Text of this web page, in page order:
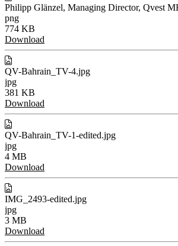
Philipp Glänzel, Managing Director, Qvest
png
774 KB
Download
QV-Bahrain_TV-4.jpg
jpg
381 KB
Download
QV-Bahrain_TV-1-edited.jpg
jpg
4 MB
Download
IMG_2493-edited.jpg
jpg
3 MB
Download